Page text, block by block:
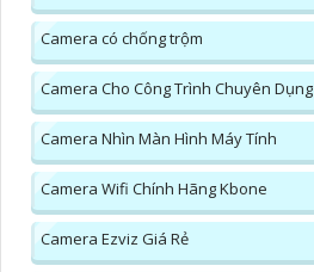
Camera có chống trộm
Camera Cho Công Trình Chuyên Dụng
Camera Nhìn Màn Hình Máy Tính
Camera Wifi Chính Hãng Kbone
Camera Ezviz Giá Rẻ